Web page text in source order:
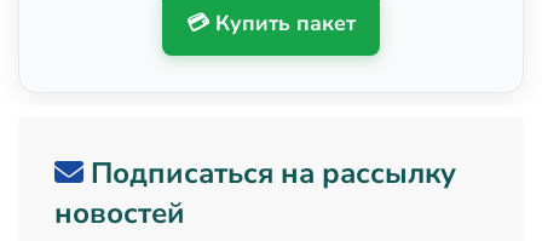
💳 Купить пакет
Подписаться на рассылку
новостей